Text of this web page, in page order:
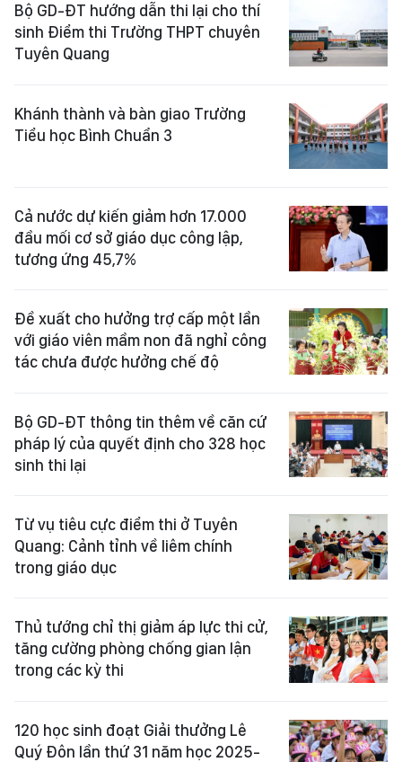
Bộ GD-ĐT hướng dẫn thi lại cho thí
sinh Điểm thi Trường THPT chuyên
Tuyên Quang
Khánh thành và bàn giao Trường
Tiểu học Bình Chuẩn 3
Cả nước dự kiến giảm hơn 17.000
đầu mối cơ sở giáo dục công lập,
tương ứng 45,7%
Đề xuất cho hưởng trợ cấp một lần
với giáo viên mầm non đã nghỉ công
tác chưa được hưởng chế độ
Bộ GD-ĐT thông tin thêm về căn cứ
pháp lý của quyết định cho 328 học
sinh thi lại
Từ vụ tiêu cực điểm thi ở Tuyên
Quang: Cảnh tỉnh về liêm chính
trong giáo dục
Thủ tướng chỉ thị giảm áp lực thi cử,
tăng cường phòng chống gian lận
trong các kỳ thi
120 học sinh đoạt Giải thưởng Lê
Quý Đôn lần thứ 31 năm học 2025-